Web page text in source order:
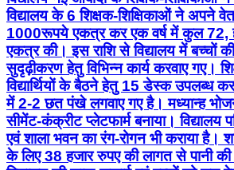
विद्यालय के 6 शिक्षक-शिक्षिकाओं ने अपने
1000रूपये एकत्र कर एक वर्ष में कुल 72,
एकत्र की। इस राशि से विद्यालय में बच्चों
सुदृढ़ीकरण हेतु विभिन्न कार्य करवाए गए।
विद्यार्थियों के बैठने हेतु 15 डेस्क उपलब्ध
में 2-2 छत पंखे लगवाए गए है। मध्यान्ह
सीमेंट-कंक्रीट प्लेटफार्म बनाया। विद्यालय
एवं शाला भवन का रंग-रोगन भी कराया है।
के लिए 38 हजार रुपए की लागत से पानी